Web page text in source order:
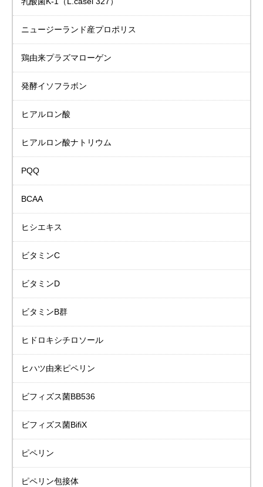
ニュージーランド産プロポリス
鶏由来プラズマローゲン
発酵イソフラボン
ヒアルロン酸
ヒアルロン酸ナトリウム
PQQ
BCAA
ヒシエキス
ビタミンC
ビタミンD
ビタミンB群
ヒドロキシチロソール
ヒハツ由来ピペリン
ビフィズス菌BB536
ビフィズス菌BifiX
ピペリン
ピペリン包接体